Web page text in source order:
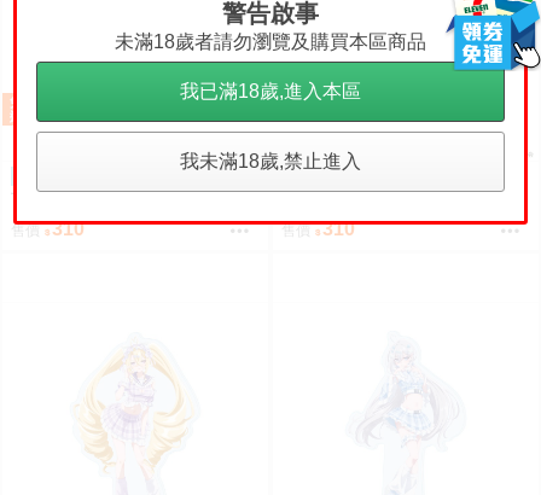
【OKA咪】11月預購 靠死
亡遊戲混飯吃。｜角色透明收納
夾 02/ (新繪插畫) (御城)
售價 310
預購
【OKA咪】11月預購 靠死
亡遊戲混飯吃。｜角色透明收納
夾 01/ (新繪插畫) (幽鬼)
售價 310
警告啟事
未滿18歲者請勿瀏覽及購買本區商品
我已滿18歲,進入本區
我未滿18歲,禁止進入